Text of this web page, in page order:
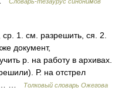
1. см. разрешить, ся. 2.
документ,
р. на работу в архивах.
Р. на отстрел
…
Толковый словарь Ожегова